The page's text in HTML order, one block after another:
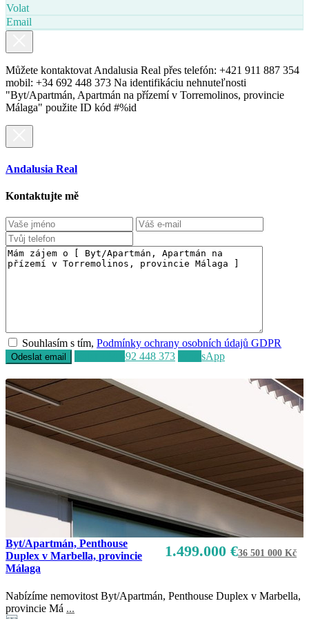
Prodej
Volat
Email
Můžete kontaktovat Andalusia Real přes telefón: +421 911 887 354
mobil: +34 692 448 373 Na identifikáciu nehnuteľnosti
"Byt/Apartmán, Apartmán na přízemí v Torremolinos, provincie
Málaga" použite ID kód #%id
Andalusia Real
Kontaktujte mě
Souhlasím s tím,Podmínky ochrany osobních údajů GDPR
+34 692 448 373 WhatsApp
1.499.000 €36 501 000 Kč
Byt/Apartmán, Penthouse
Duplex v Marbella, provincie
Málaga
Nabízíme nemovitost Byt/Apartmán, Penthouse Duplex v Marbella,
provincie Má ...